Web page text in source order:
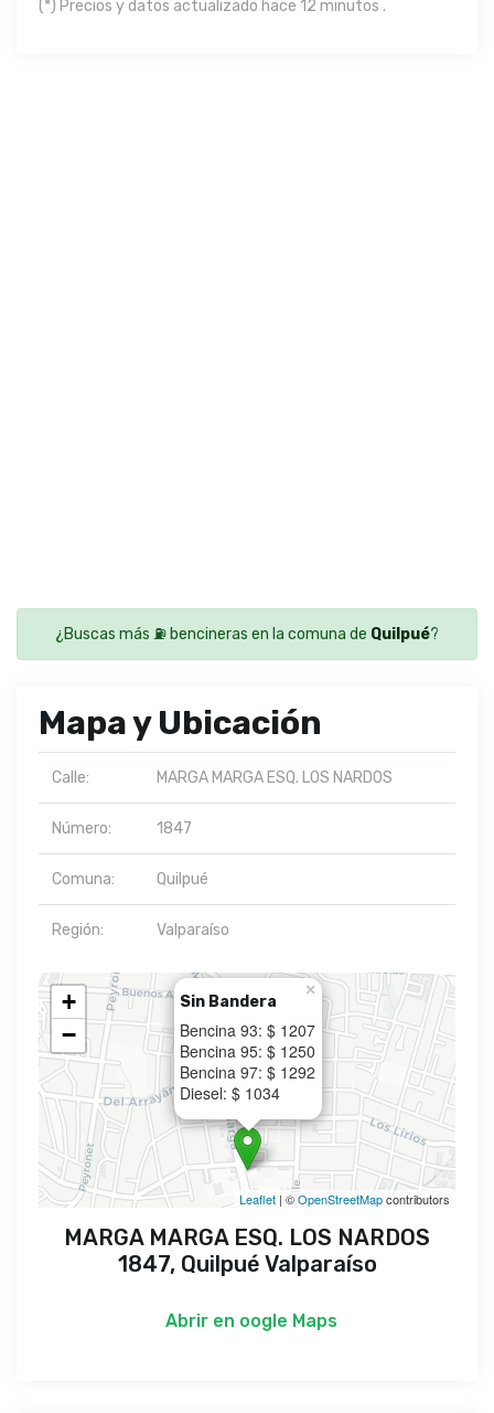
(*) Precios y datos actualizado hace 12 minutos .
¿Buscas más ⛽ bencineras en la comuna de Quilpué?
Mapa y Ubicación
Calle: MARGA MARGA ESQ. LOS NARDOS
Número: 1847
Comuna: Quilpué
Región: Valparaíso
Sin Bandera
Bencina 93: $ 1207
Bencina 95: $ 1250
Bencina 97: $ 1292
Diesel: $ 1034
×
+
−
Leaflet | ©OpenStreetMapcontributors
MARGA MARGA ESQ. LOS NARDOS
1847, Quilpué Valparaíso
Abrir en oogle Maps